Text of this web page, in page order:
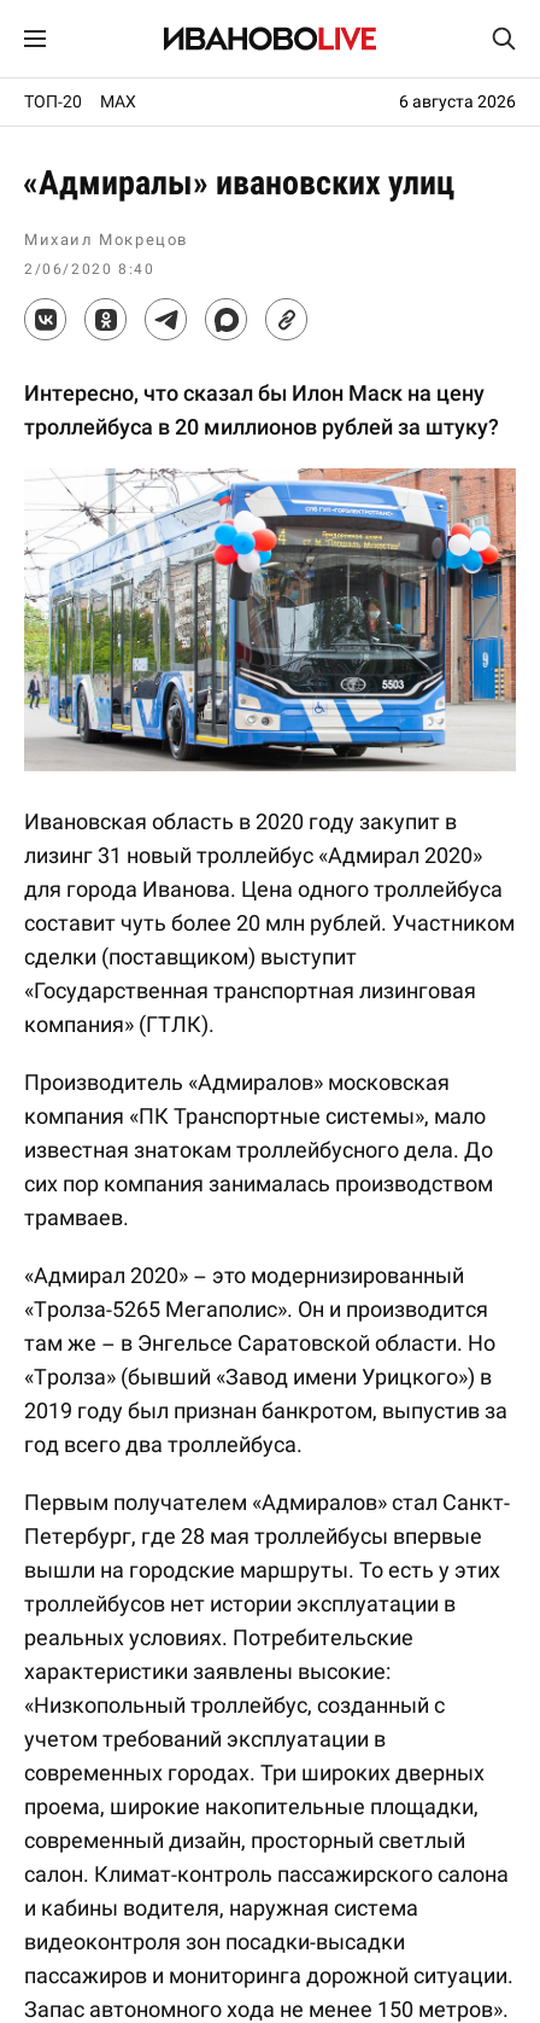
ТОП-20 MAX 6 августа 2026
«Адмиралы» ивановских улиц
Михаил Мокрецов
2/06/2020 8:40
Интересно, что сказал бы Илон Маск на цену
троллейбуса в 20 миллионов рублей за штуку?
Ивановская область в 2020 году закупит в
лизинг 31 новый троллейбус «Адмирал 2020»
для города Иванова. Цена одного троллейбуса
составит чуть более 20 млн рублей. Участником
сделки (поставщиком) выступит
«Государственная транспортная лизинговая
компания» (ГТЛК).
Производитель «Адмиралов» московская
компания «ПК Транспортные системы», мало
известная знатокам троллейбусного дела. До
сих пор компания занималась производством
трамваев.
«Адмирал 2020» – это модернизированный
«Тролза-5265 Мегаполис». Он и производится
там же – в Энгельсе Саратовской области. Но
«Тролза» (бывший «Завод имени Урицкого») в
2019 году был признан банкротом, выпустив за
год всего два троллейбуса.
Первым получателем «Адмиралов» стал Санкт-
Петербург, где 28 мая троллейбусы впервые
вышли на городские маршруты. То есть у этих
троллейбусов нет истории эксплуатации в
реальных условиях. Потребительские
характеристики заявлены высокие:
«Низкопольный троллейбус, созданный с
учетом требований эксплуатации в
современных городах. Три широких дверных
проема, широкие накопительные площадки,
современный дизайн, просторный светлый
салон. Климат-контроль пассажирского салона
и кабины водителя, наружная система
видеоконтроля зон посадки-высадки
пассажиров и мониторинга дорожной ситуации.
Запас автономного хода не менее 150 метров».